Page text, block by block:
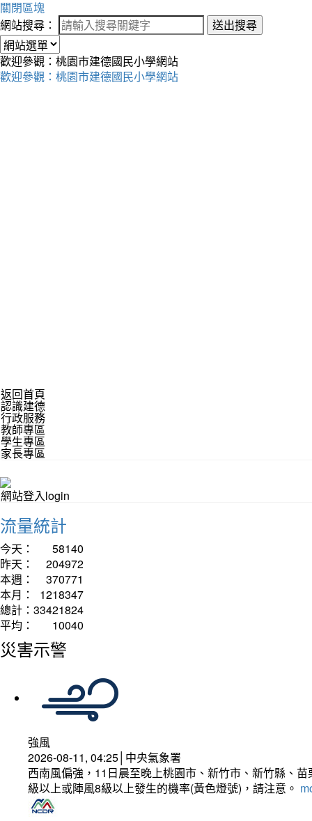
關閉區塊
網站搜尋：
送出搜尋
歡迎參觀：桃園市建德國民小學網站
歡迎參觀：桃園市建德國民小學網站
返回首頁
認識建德
行政服務
教師專區
學生專區
家長專區
網站登入login
流量統計
今天：
58140
昨天：
204972
本週：
370771
本月：
1218347
總計： 33421824
平均：
10040
災害示警
強風
2026-08-11, 04:25│中央氣象署
西南風偏強，11日晨至晚上桃園市、新竹市、新竹縣、
級以上或陣風8級以上發生的機率(黃色燈號)，請注意。